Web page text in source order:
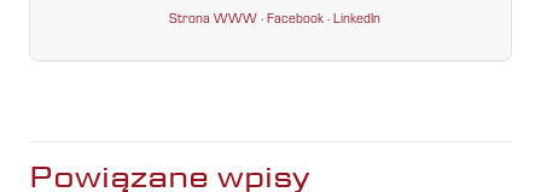
Strona WWW ·Facebook ·LinkedIn
Powiązane wpisy